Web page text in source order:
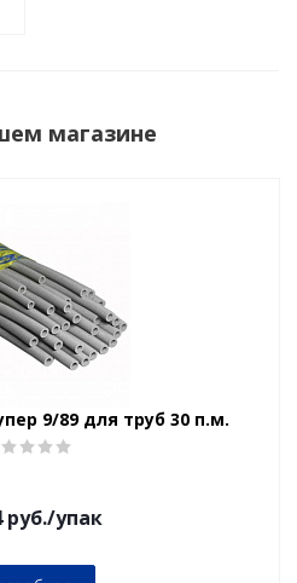
магазине
9/89 для труб 30 п.м.
руб./упак